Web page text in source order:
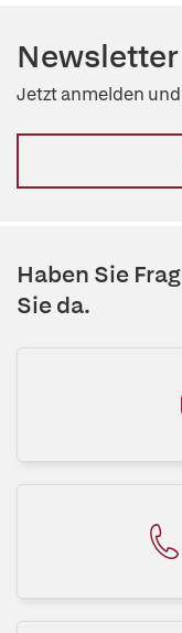
Newsletter
Jetzt anmelden
Haben Sie
Sie da.